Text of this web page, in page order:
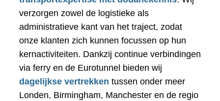
verzorgen zowel de logistieke als
administratieve kant van het traject, zodat
onze klanten zich kunnen focussen op hun
kernactiviteiten. Dankzij continue verbindingen
via ferry en de Eurotunnel bieden wij
dagelijkse vertrekken tussen onder meer
Londen, Birmingham, Manchester en de regio